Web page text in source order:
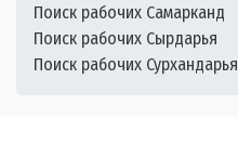
Поиск рабочих Самарканд
Поиск рабочих Сырдарья
Поиск рабочих Сурхандарья